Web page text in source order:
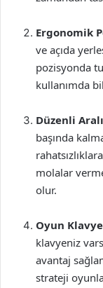
Ergonomik
ve açıda
pozisyonda
kullanımda
Düzenli
başında
molalar
olur.
Oyun
klavyeniz
avantaj
strateji